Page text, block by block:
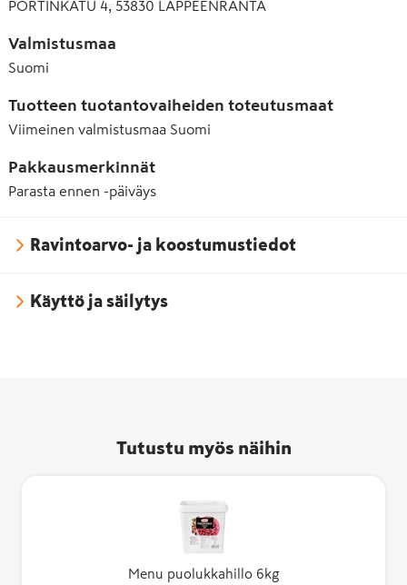
PORTINKATU 4, 53830 LAPPEENRANTA
Valmistusmaa
Suomi
Tuotteen tuotantovaiheiden toteutusmaat
Viimeinen valmistusmaa Suomi
Pakkausmerkinnät
Parasta ennen -päiväys
Ravintoarvo- ja koostumustiedot
Käyttö ja säilytys
Tutustu myös näihin
Menu puolukkahillo 6kg